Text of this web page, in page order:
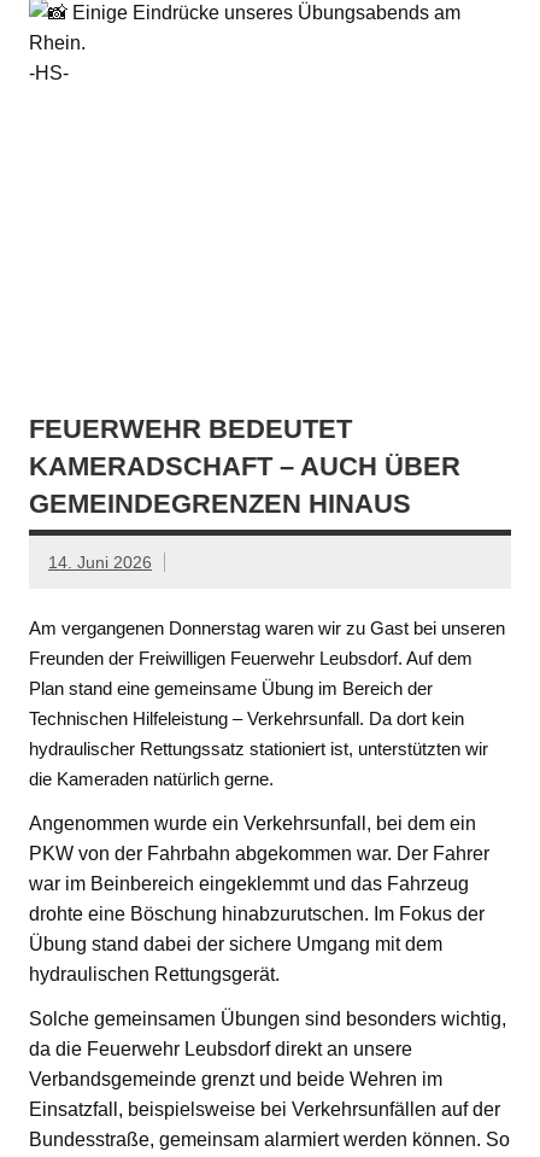
Einige Eindrücke unseres Übungsabends am
Rhein.
-HS-
FEUERWEHR BEDEUTET
KAMERADSCHAFT – AUCH ÜBER
GEMEINDEGRENZEN HINAUS
14. Juni 2026
Am vergangenen Donnerstag waren wir zu Gast bei unseren
Freunden der Freiwilligen Feuerwehr Leubsdorf. Auf dem
Plan stand eine gemeinsame Übung im Bereich der
Technischen Hilfeleistung – Verkehrsunfall. Da dort kein
hydraulischer Rettungssatz stationiert ist, unterstützten wir
die Kameraden natürlich gerne.
Angenommen wurde ein Verkehrsunfall, bei dem ein
PKW von der Fahrbahn abgekommen war. Der Fahrer
war im Beinbereich eingeklemmt und das Fahrzeug
drohte eine Böschung hinabzurutschen. Im Fokus der
Übung stand dabei der sichere Umgang mit dem
hydraulischen Rettungsgerät.
Solche gemeinsamen Übungen sind besonders wichtig,
da die Feuerwehr Leubsdorf direkt an unsere
Verbandsgemeinde grenzt und beide Wehren im
Einsatzfall, beispielsweise bei Verkehrsunfällen auf der
Bundesstraße, gemeinsam alarmiert werden können. So